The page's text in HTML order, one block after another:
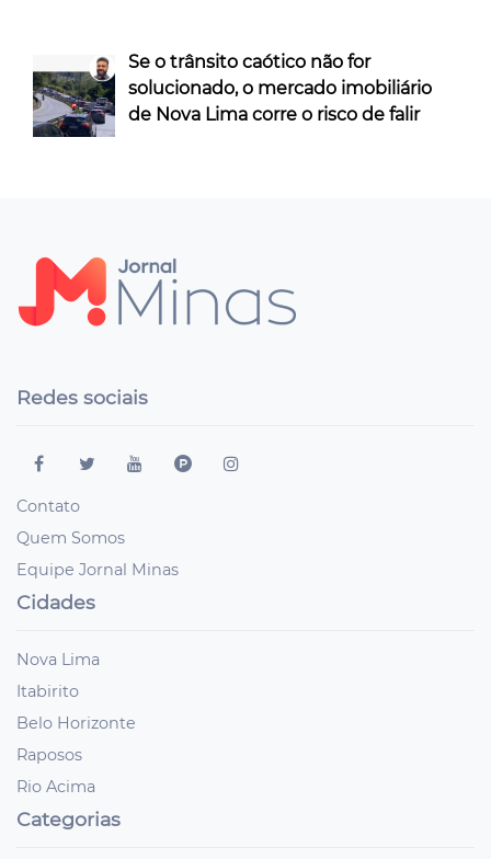
Se o trânsito caótico não for
solucionado, o mercado imobiliário
de Nova Lima corre o risco de falir
Redes sociais
Contato
Quem Somos
Equipe Jornal Minas
Cidades
Nova Lima
Itabirito
Belo Horizonte
Raposos
Rio Acima
Categorias